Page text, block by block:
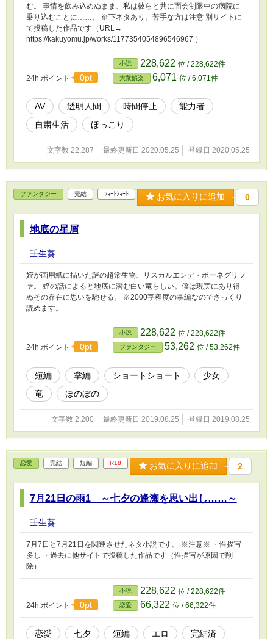
む。 事情を飲み込めぬまま、私は彼らと共に面会制限中の病院に
乗り込むことに……。 ※下ネタあり。苦手な方は注意 別サイトに
て投稿した作品です（URL→
https://kakuyomu.jp/works/1177354054896546967 ）
24h.ポイント 0pt
小説 228,622 位 / 228,622件
大衆娯楽 6,071 位 / 6,071件
AV 透明人間 時間停止
能力者
自粛生活
ほっこり
文字数 22,287 最終更新日 2020.05.25 登録日 2020.05.25
ファンタジー 完結 ｼｮｰﾄｼｮｰﾄ お気に入りに追加 0
地底の星屑
壬生葵
姪が画用紙に描いた謎の超常生物、リスカルエンデ・ポーネグリフ
ァ。 姪の話によると地底に潜む白い竜らしい。僕は現実にあり得
ぬその存在に思いを馳せる。 ※2000字程度の掌編なのでさっくり
読めます。
24h.ポイント 0pt
小説 228,622 位 / 228,622件
ファンタジー 53,262 位 / 53,262件
短編 掌編 ショートショート
少女
竜
ほのぼの
文字数 2,200 最終更新日 2019.08.25 登録日 2019.08.25
恋愛 完結 短編 R18 お気に入りに追加 2
7月21日の雨1 ～七夕の逢瀬を思い出し……～
壬生葵
7月7日と7月21日を関連させたネタ小説です。 ※注意※ ・性描写
多し ・過去に他サイトで投稿した作品です（性描写が原因で削
除）
24h.ポイント 0pt
小説 228,622 位 / 228,622件
恋愛 66,322 位 / 66,322件
恋愛 七夕 短編 エロ 完結済